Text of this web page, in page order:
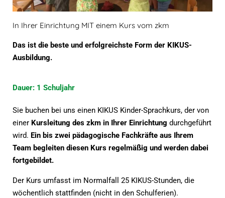
In Ihrer Einrichtung MIT einem Kurs vom zkm
Das ist die beste und erfolgreichste Form der KIKUS-
Ausbildung.
Dauer: 1 Schuljahr
Sie buchen bei uns einen KIKUS Kinder-Sprachkurs, der von
einer Kursleitung des zkm in Ihrer Einrichtung durchgeführt
wird. Ein bis zwei pädagogische Fachkräfte aus Ihrem
Team begleiten diesen Kurs regelmäßig und werden dabei
fortgebildet.
Der Kurs umfasst im Normalfall 25 KIKUS-Stunden, die
wöchentlich stattfinden (nicht in den Schulferien).